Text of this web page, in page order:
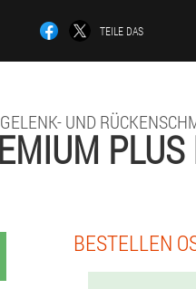
TEILE DAS
UND
BESTELLEN